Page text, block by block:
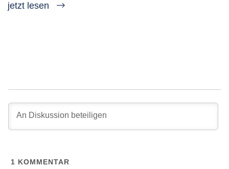
jetzt lesen
1 KOMMENTAR